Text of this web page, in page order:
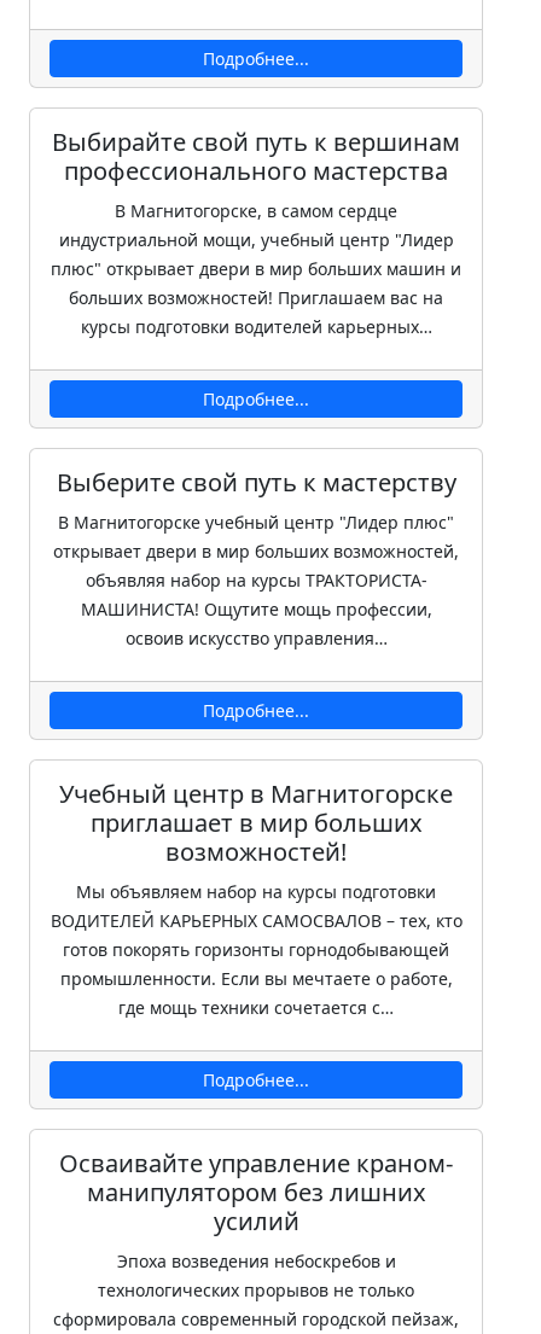
Подробнее...
Выбирайте свой путь к вершинам
профессионального мастерства
В Магнитогорске, в самом сердце
индустриальной мощи, учебный центр "Лидер
плюс" открывает двери в мир больших машин и
больших возможностей! Приглашаем вас на
курсы подготовки водителей карьерных…
Подробнее...
Выберите свой путь к мастерству
В Магнитогорске учебный центр "Лидер плюс"
открывает двери в мир больших возможностей,
объявляя набор на курсы ТРАКТОРИСТА-
МАШИНИСТА! Ощутите мощь профессии,
освоив искусство управления…
Подробнее...
Учебный центр в Магнитогорске
приглашает в мир больших
возможностей!
Мы объявляем набор на курсы подготовки
ВОДИТЕЛЕЙ КАРЬЕРНЫХ САМОСВАЛОВ – тех, кто
готов покорять горизонты горнодобывающей
промышленности. Если вы мечтаете о работе,
где мощь техники сочетается с…
Подробнее...
Осваивайте управление краном-
манипулятором без лишних
усилий
Эпоха возведения небоскребов и
технологических прорывов не только
сформировала современный городской пейзаж,